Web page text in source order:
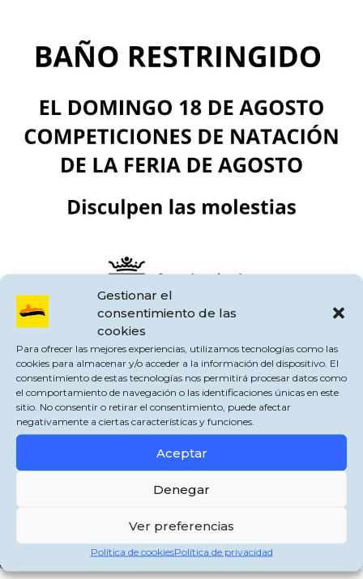
Gestionar el
consentimiento de las
cookies
Para ofrecer las mejores experiencias, utilizamos tecnologías como las
cookies para almacenar y/o acceder a la información del dispositivo. El
consentimiento de estas tecnologías nos permitirá procesar datos como
el comportamiento de navegación o las identificaciones únicas en este
sitio. No consentir o retirar el consentimiento, puede afectar
negativamente a ciertas características y funciones.
Aceptar
Denegar
Ver preferencias
Política de cookiesPolítica de privacidad
El Ayuntamiento de Jimena de la Frontera informa a todos los vecinos y
visitantes que el próximo domingo, 18 de agosto, el acceso a la piscina
municipal estará restringido debido a la celebración de las competiciones de
natación en el marco de la Feria de Agosto.
Durante esta jornada, las instalaciones acuáticas serán utilizadas
exclusivamente para el desarrollo de estas actividades deportivas, por lo que se
solicita la comprensión de los usuarios habituales de la piscina. Pedimos
disculpas por las molestias que esta medida pueda ocasionar y agradecemos
su colaboración.
Les animamos a disfrutar y participar en los eventos organizados para esta
feria, que prometen ser una excelente oportunidad para el disfrute y la
convivencia en nuestra comunidad